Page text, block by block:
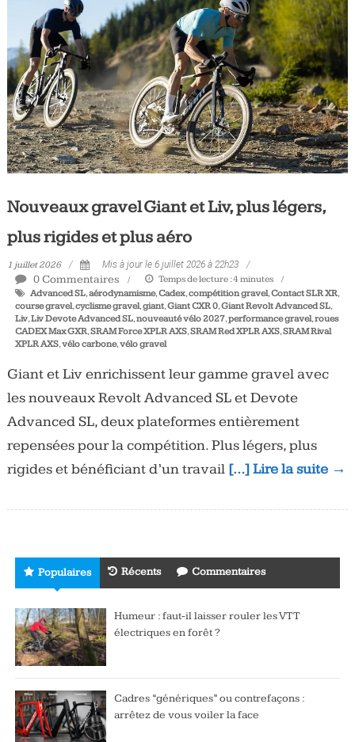
jours,
votre
actualité
vélo
et
triathlon
Nouveaux gravel Giant et Liv, plus légers,
plus rigides et plus aéro
1 juillet 2026 Mis à jour le 6 juillet 2026 à 22h23
0 Commentaires Temps de lecture :4 minutes
Advanced SL,aérodynamisme,Cadex,compétition gravel,Contact SLR XR,
course gravel,cyclisme gravel,giant,Giant CXR 0,Giant Revolt Advanced SL,
Liv,Liv Devote Advanced SL,nouveauté vélo 2027,performance gravel,roues
CADEX Max GXR,SRAM Force XPLR AXS,SRAM Red XPLR AXS,SRAM Rival
XPLR AXS,vélo carbone,vélo gravel
Giant et Liv enrichissent leur gamme gravel avec
les nouveaux Revolt Advanced SL et Devote
Advanced SL, deux plateformes entièrement
repensées pour la compétition. Plus légers, plus
rigides et bénéficiant d’un travail […] Lire la suite →
Populaires Récents Commentaires
Humeur : faut-il laisser rouler les VTT
électriques en forêt ?
Cadres “génériques” ou contrefaçons :
arrêtez de vous voiler la face